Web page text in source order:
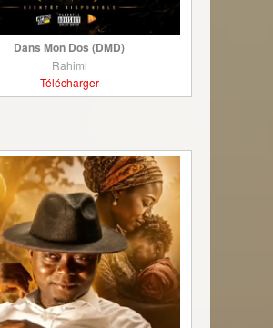
Dans Mon Dos (DMD)
Rahimi
Télécharger